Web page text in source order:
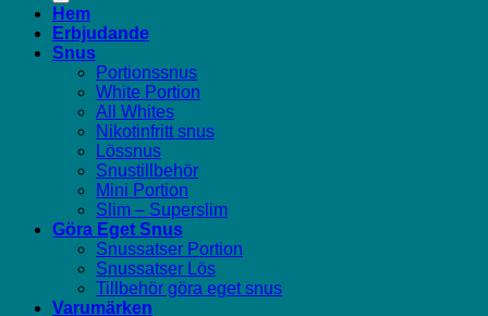
Hem
Erbjudande
Snus
Portionssnus
White Portion
All Whites
Nikotinfritt snus
Lössnus
Snustillbehör
Mini Portion
Slim – Superslim
Göra Eget Snus
Snussatser Portion
Snussatser Lös
Tillbehör göra eget snus
Varumärken